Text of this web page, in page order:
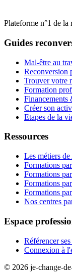
Plateforme n°1 de
Guides
Mal-être au
Reconversion
Trouver votre
Formation
Financements
Créer son
Etapes de la
Ressources
Les métiers
Formations
Formations
Formations
Formations
Nos centres
Espace
Référencer
Connexion à
© 2026 je-change-